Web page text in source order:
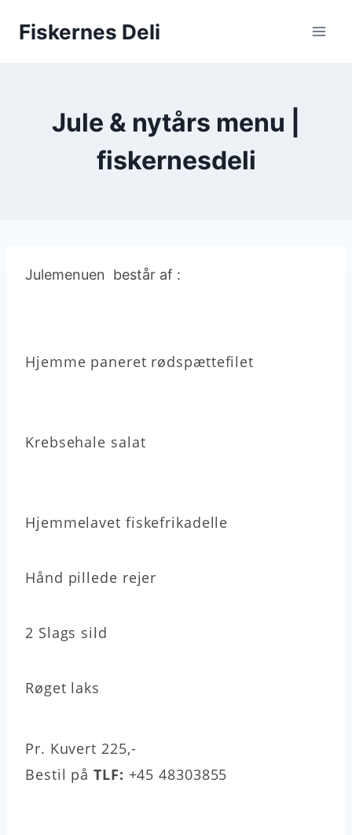
Fiskernes Deli
Jule & nytårs menu |
fiskernesdeli
​Julemenuen består af :
Hjemme paneret rødspættefilet
Krebsehale salat
Hjemmelavet fiskefrikadelle
Hånd pillede rejer
2 Slags sild
Røget laks
Pr. Kuvert 225,-
Bestil på TLF: +45 48303855